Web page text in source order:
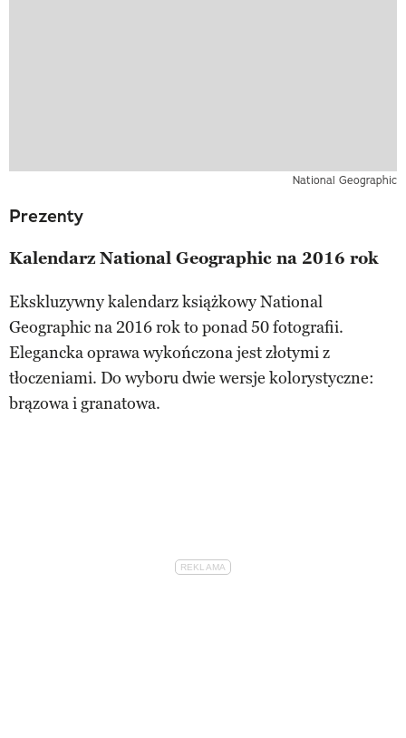
National Geographic
Prezenty
Kalendarz National Geographic na 2016 rok
Ekskluzywny kalendarz książkowy National
Geographic na 2016 rok to ponad 50 fotografii.
Elegancka oprawa wykończona jest złotymi z
tłoczeniami. Do wyboru dwie wersje kolorystyczne:
brązowa i granatowa.